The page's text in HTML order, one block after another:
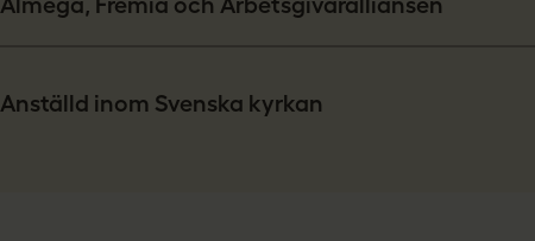
Anställd inom Svenska kyrkan